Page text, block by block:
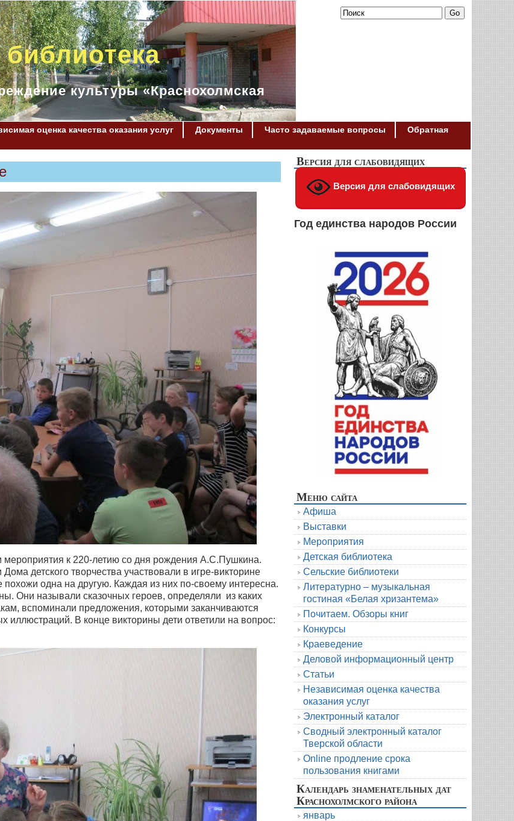
культуры «Краснохолмская
оценка качества оказания услуг Документы Часто задаваемые вопросы
Обратная
мероприятия к 220-летию со дня рождения А.С.Пушкина.
детского творчества участвовали в игре-викторине
одна на другую. Каждая из них по-своему интересна.
Они называли сказочных героев, определяли из каких
вспоминали предложения, которыми заканчиваются
иллюстраций. В конце викторины дети ответили на вопрос:
Версия для слабовидящих
Версия для слабовидящих
Год единства народов России
Меню сайта
Афиша
Выставки
Мероприятия
Детская библиотека
Сельские библиотеки
Литературно – музыкальная
гостиная «Белая хризантема»
Почитаем. Обзоры книг
Конкурсы
Краеведение
Деловой информационный центр
Статьи
Независимая оценка качества
оказания услуг
Электронный каталог
Сводный электронный каталог
Тверской области
Online продление срока
пользования книгами
Календарь знаменательных дат
Краснохолмского района
январь